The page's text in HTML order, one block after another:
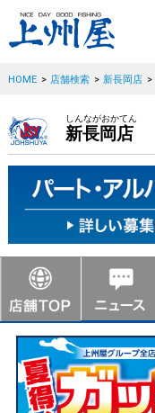
HOME > 店舗検索 > 新長岡店 >
しんながおかてん
新長岡店